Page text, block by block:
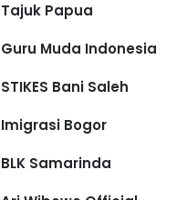
Tajuk Papua
Guru Muda Indonesia
STIKES Bani Saleh
Imigrasi Bogor
BLK Samarinda